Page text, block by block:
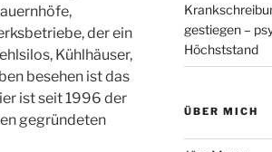
der ein
Kühlhäuser,
besehen ist das
ist seit 1996 der
gegründeten
gestiegen –
Höchststand
ÜBER MICH